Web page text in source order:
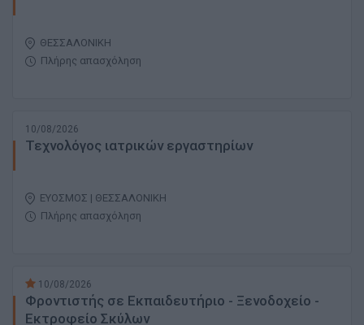
ΘΕΣΣΑΛΟΝΙΚΗ
Πλήρης απασχόληση
10/08/2026
Τεχνολόγος ιατρικών εργαστηρίων
ΕΥΟΣΜΟΣ | ΘΕΣΣΑΛΟΝΙΚΗ
Πλήρης απασχόληση
10/08/2026
Φροντιστής σε Εκπαιδευτήριο - Ξενοδοχείο -
Εκτροφείο Σκύλων